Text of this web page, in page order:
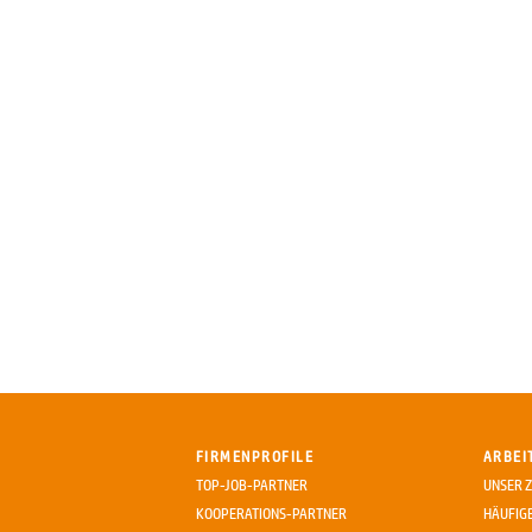
FIRMENPROFILE
TOP-JOB-PARTNER
KOOPERATIONS-PARTNER
UNSER